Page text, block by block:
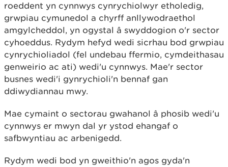
roeddent yn cynnwys cynrychiolwyr etholedig,
grwpiau cymunedol a chyrff anllywodraethol
amgylcheddol, yn ogystal â swyddogion o'r sector
cyhoeddus. Rydym hefyd wedi sicrhau bod grwpiau
cynrychioliadol (fel undebau ffermio, cymdeithasau
genweirio ac ati) wedi'u cynnwys. Mae'r sector
busnes wedi'i gynrychioli'n bennaf gan
ddiwydiannau mwy.
Mae cymaint o sectorau gwahanol â phosib wedi'u
cynnwys er mwyn dal yr ystod ehangaf o
safbwyntiau ac arbenigedd.
Rydym wedi bod yn gweithio'n agos gyda'n